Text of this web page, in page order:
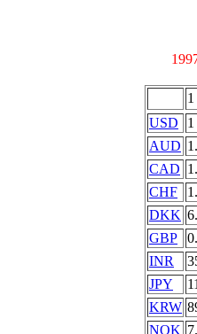
1
USD
1
AUD
CAD
CHF
DKK
GBP
INR
JPY
KRW
NOK